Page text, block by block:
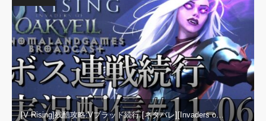
[V Rising]残酷攻略:Vブラッド続行 [ネタバレ][Invaders o…